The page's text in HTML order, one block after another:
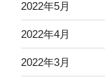
2022年5月
2022年4月
2022年3月